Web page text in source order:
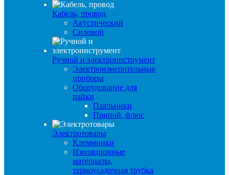
Кабель, провод
Акустический
Силовой
Ручной и электроинструмент
Электроизмерительные
приборы
Оборудование для
пайки
Паяльники
Припой, флюс
Электротовары
Клеммники
Изоляционные
материалы,
термоусадочная трубка